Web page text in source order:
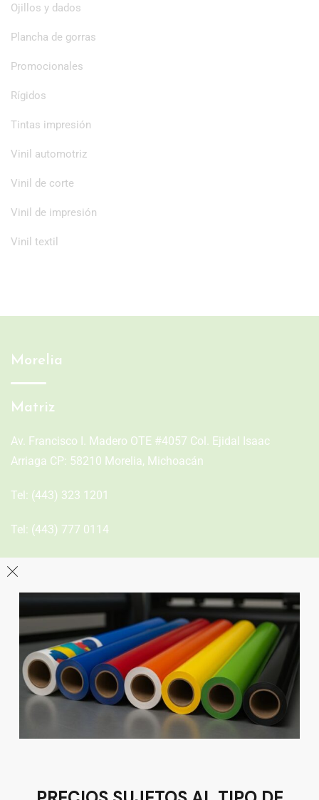
Ojillos y dados
Plancha de gorras
Promocionales
Rígidos
Tintas impresión
Vinil automotriz
Vinil de corte
Vinil de impresión
Vinil textil
Morelia
Matriz
Av. Francisco I. Madero OTE #4057 Col. Ejidal Isaac
Arriaga CP: 58210 Morelia, Michoacán
Tel: (443) 323 1201
Tel: (443) 777 0114
León
Sucursal
Av del Astillero 129 Centro bodeguero Las Trojes León,
Guanajuato
Tel:(477) 776 8994